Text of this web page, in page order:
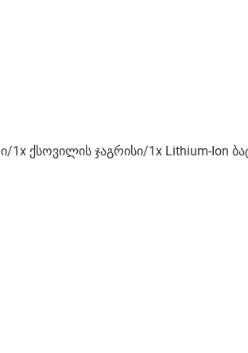
1x ქსოვილის ჯაგრისი/1x Lithium-Ion